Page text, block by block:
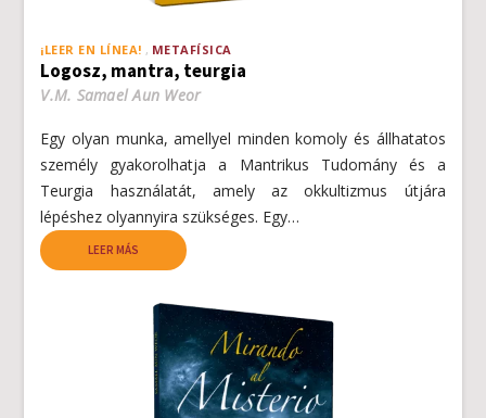
¡LEER EN LÍNEA! METAFÍSICA
Logosz, mantra, teurgia
V.M. Samael Aun Weor
Egy olyan munka, amellyel minden komoly és állhatatos
személy gyakorolhatja a Mantrikus Tudomány és a
Teurgia használatát, amely az okkultizmus útjára
lépéshez olyannyira szükséges. Egy…
LEER MÁS